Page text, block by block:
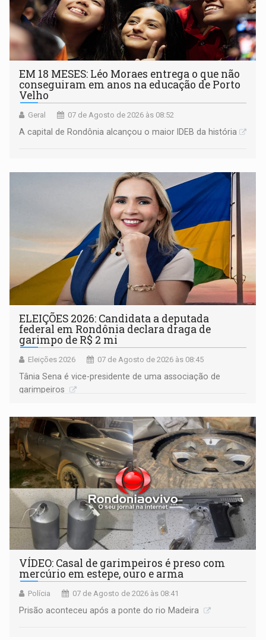
EM 18 MESES: Léo Moraes entrega o que não
conseguiram em anos na educação de Porto
Velho
Geral 07 de Agosto de 2026 às 08:52
A capital de Rondônia alcançou o maior IDEB da história
ELEIÇÕES 2026: Candidata a deputada
federal em Rondônia declara draga de
garimpo de R$ 2 mi
Eleições 2026 07 de Agosto de 2026 às 08:45
Tânia Sena é vice-presidente de uma associação de
garimpeiros
VÍDEO: Casal de garimpeiros é preso com
mercúrio em estepe, ouro e arma
Polícia 07 de Agosto de 2026 às 08:41
Prisão aconteceu após a ponte do rio Madeira